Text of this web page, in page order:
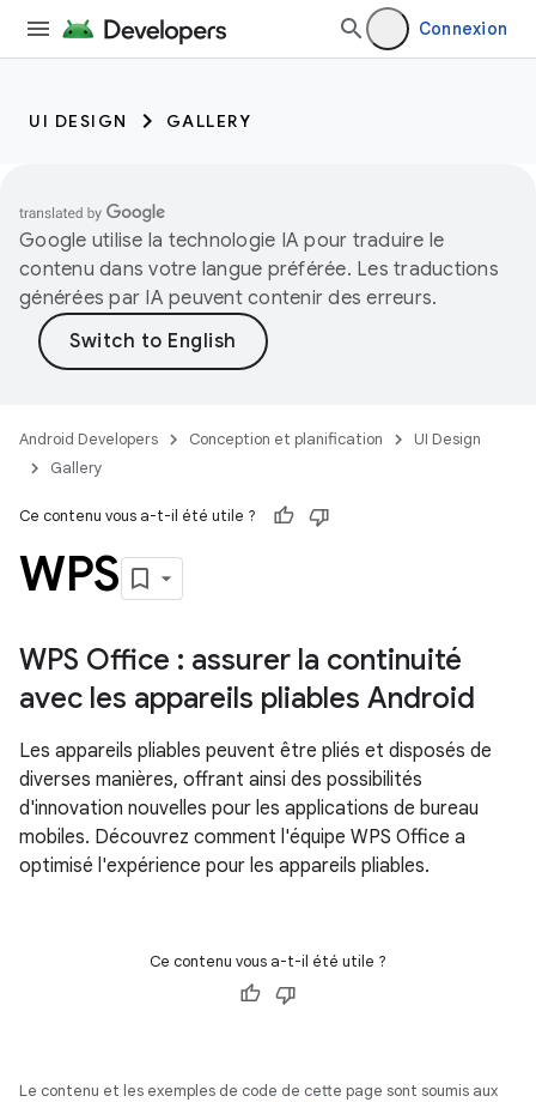
Connexion
UI DESIGN GALLERY
Google utilise la technologie IA pour traduire le
contenu dans votre langue préférée. Les traductions
générées par IA peuvent contenir des erreurs.
Android Developers Conception et planification
UI Design
Gallery
Ce contenu vous a-t-il été utile ?
WPS
WPS Office : assurer la continuité
avec les appareils pliables Android
Les appareils pliables peuvent être pliés et disposés de
diverses manières, offrant ainsi des possibilités
d'innovation nouvelles pour les applications de bureau
mobiles. Découvrez comment l'équipe WPS Office a
optimisé l'expérience pour les appareils pliables.
Ce contenu vous a-t-il été utile ?
Le contenu et les exemples de code de cette page sont soumis aux